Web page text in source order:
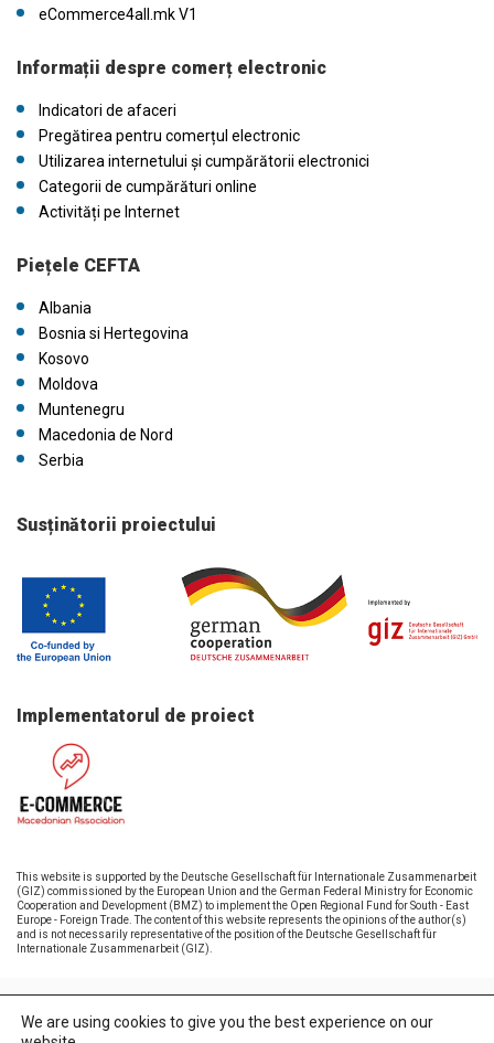
eCommerce4all.mk V1
Informații despre comerț electronic
Indicatori de afaceri
Pregătirea pentru comerțul electronic
Utilizarea internetului și cumpărătorii electronici
Categorii de cumpărături online
Activități pe Internet
Piețele CEFTA
Albania
Bosnia si Hertegovina
Kosovo
Moldova
Muntenegru
Macedonia de Nord
Serbia
Susținătorii proiectului
Implementatorul de proiect
This website is supported by the Deutsche Gesellschaft für Internationale Zusammenarbeit
(GIZ) commissioned by the European Union and the German Federal Ministry for Economic
Cooperation and Development (BMZ) to implement the Open Regional Fund for South - East
Europe - Foreign Trade. The content of this website represents the opinions of the author(s)
and is not necessarily representative of the position of the Deutsche Gesellschaft für
Internationale Zusammenarbeit (GIZ).
We are using cookies to give you the best experience on our